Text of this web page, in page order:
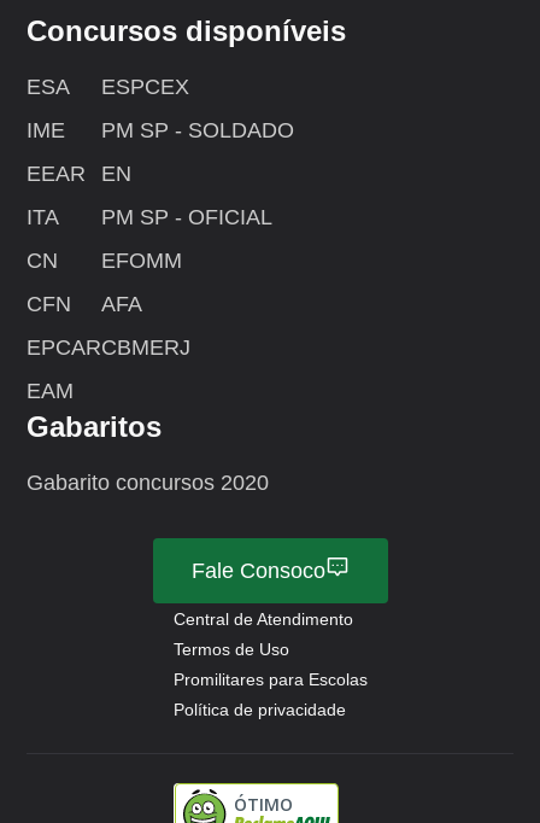
Concursos disponíveis
ESA
IME
EEAR
ITA
CN
CFN
EPCAR
EAM
ESPCEX
PM SP - SOLDADO
EN
PM SP - OFICIAL
EFOMM
AFA
CBMERJ
Gabaritos
Gabarito concursos 2020
Central de Atendimento
Termos de Uso
Promilitares para Escolas
Política de privacidade
Fale Consoco
ÓTIMO